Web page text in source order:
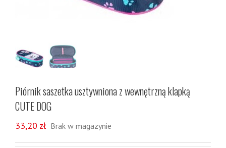
Piórnik saszetka usztywniona z wewnętrzną klapką
CUTE DOG
33,20 zł Brak w magazynie